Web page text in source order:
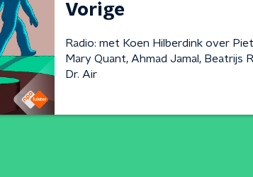
Vorige
Radio: met Koen Hilberdink over
Mary Quant, Ahmad Jamal, Beatrijs
Dr. Air